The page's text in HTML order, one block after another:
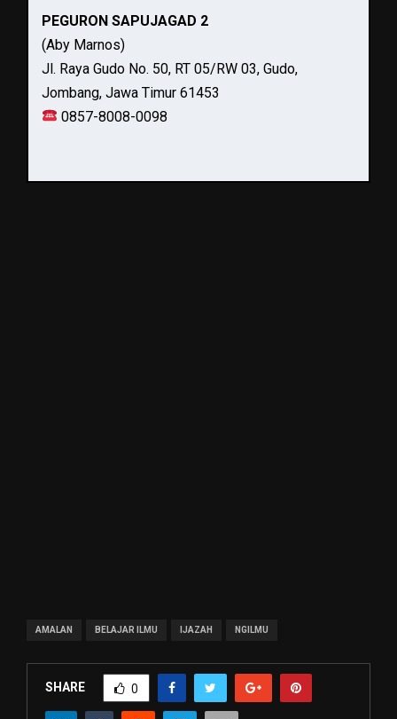
PEGURON SAPUJAGAD 2
(Aby Marnos)
Jl. Raya Gudo No. 50, RT 05/RW 03, Gudo,
Jombang, Jawa Timur 61453
0857-8008-0098
AMALAN BELAJAR ILMU IJAZAH NGILMU
SHARE 0